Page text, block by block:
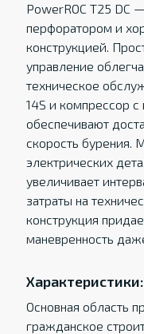
PowerROC T25 DC
перфоратором и
конструкцией.
управление
техническое
14S и компрессор
обеспечивают
скорость бурения.
электрических
увеличивает
затраты на
конструкция
маневренность
Характеристики:
Основная область
гражданское